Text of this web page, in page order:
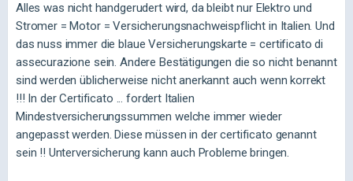
Alles was nicht handgerudert wird, da bleibt nur Elektro und
Stromer = Motor = Versicherungsnachweispflicht in Italien. Und
das nuss immer die blaue Versicherungskarte = certificato di
assecurazione sein. Andere Bestätigungen die so nicht benannt
sind werden üblicherweise nicht anerkannt auch wenn korrekt
!!! In der Certificato ... fordert Italien
Mindestversicherungssummen welche immer wieder
angepasst werden. Diese müssen in der certificato genannt
sein !! Unterversicherung kann auch Probleme bringen.